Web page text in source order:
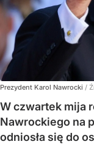
Prezydent Karol Nawrocki /
W czwartek mija
Nawrockiego na
odniosła się do